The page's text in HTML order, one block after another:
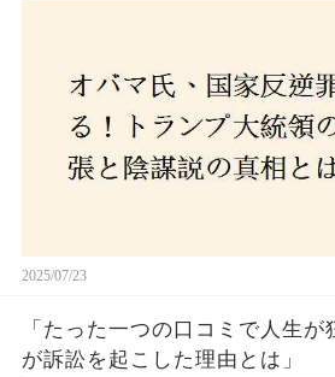
2025/07/23
「たった一つの口コミで人生
が訴訟を起こした理由とは」